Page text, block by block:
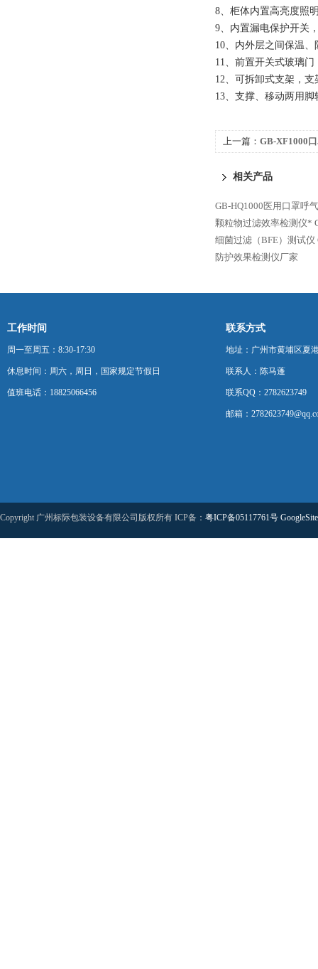
8、柜体内置高亮度照
9、内置漏电保护开关
10、内外层之间保温
11、前置开关式玻璃
12、可拆卸式支架，支
13、支撑、移动两用脚
上一篇： GB-XF1000
相关产品
GB-HQ1000医用口罩呼
颗粒物过滤效率检测仪*
细菌过滤（BFE）测试仪
防护效果检测仪厂家
工作时间
周一至周五：8:30-17:30
休息时间：周六，周日，国家规定节假日
值班电话：18825066456
联系方式
地址：广州市黄埔区夏
联系人：陈马蓬
联系QQ：2782623749
邮箱：
Copyright 广州标际包装设备有限公司版权所有 ICP备： 粤ICP备05117761号